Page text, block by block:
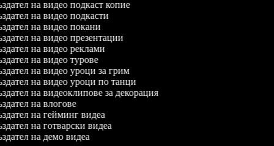
на видео подкаст копие
на видео подкасти
на видео покани
на видео презентации
на видео реклами
на видео турове
на видео уроци за грим
на видео уроци по танци
на видеоклипове за декорация
на влогове
на гейминг видеа
на готварски видеа
на демо видеа